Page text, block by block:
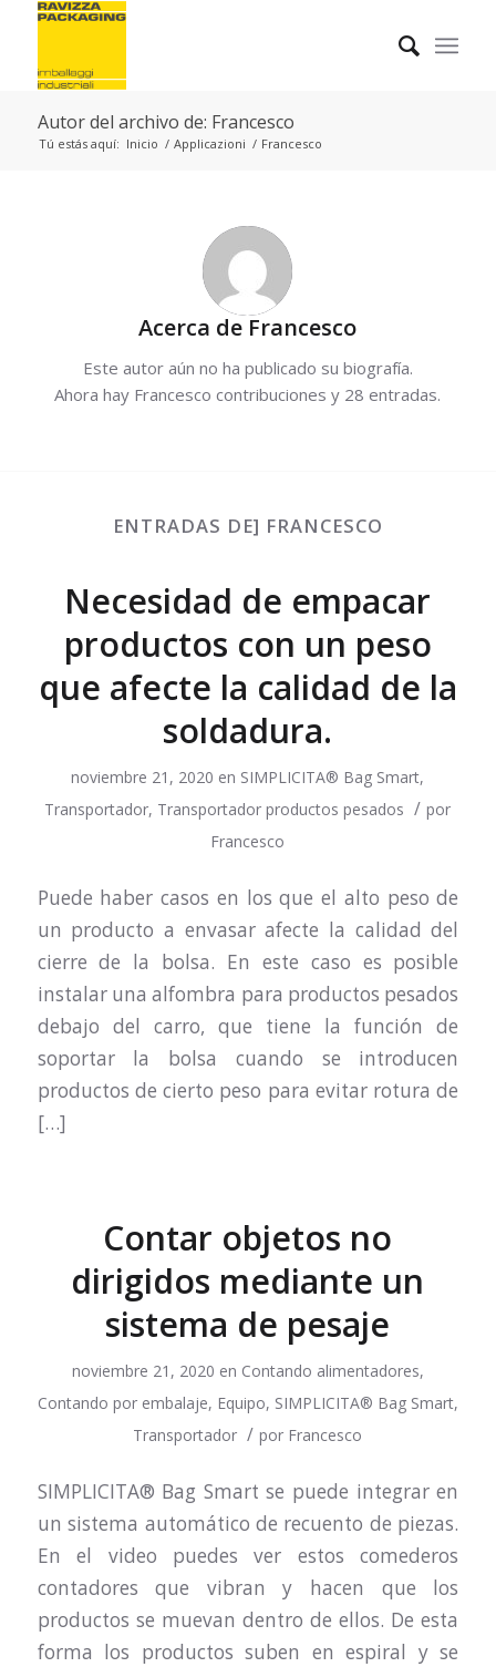
Autor del archivo de: Francesco
Tú estás aquí: Inicio / Applicazioni / Francesco
Acerca de Francesco
Este autor aún no ha publicado su biografía.
Ahora hay Francesco contribuciones y 28 entradas.
ENTRADAS DE] FRANCESCO
Necesidad de empacar
productos con un peso
que afecte la calidad de la
soldadura.
noviembre 21, 2020 en SIMPLICITA® Bag Smart,
Transportador, Transportador productos pesados / por
Francesco
Puede haber casos en los que el alto peso de
un producto a envasar afecte la calidad del
cierre de la bolsa. En este caso es posible
instalar una alfombra para productos pesados
​​debajo del carro, que tiene la función de
soportar la bolsa cuando se introducen
productos de cierto peso para evitar rotura de
[…]
Contar objetos no
dirigidos mediante un
sistema de pesaje
noviembre 21, 2020 en Contando alimentadores,
Contando por embalaje, Equipo, SIMPLICITA® Bag Smart,
Transportador / por Francesco
SIMPLICITA® Bag Smart se puede integrar en
un sistema automático de recuento de piezas.
En el video puedes ver estos comederos
contadores que vibran y hacen que los
productos se muevan dentro de ellos. De esta
forma los productos suben en espiral y se